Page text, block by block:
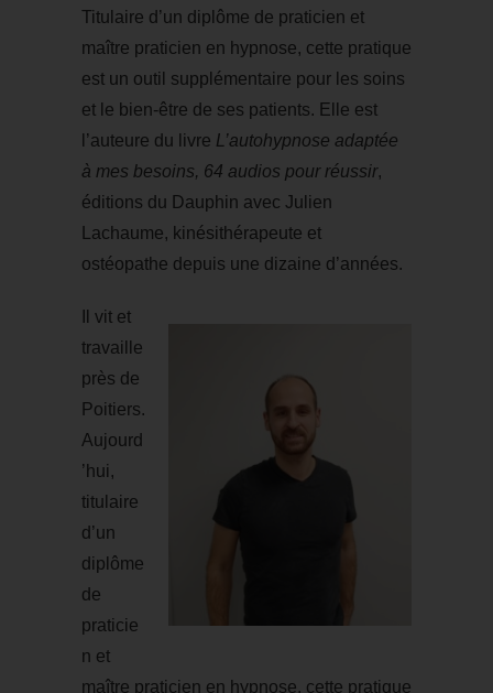
Titulaire d’un diplôme de praticien et
maître praticien en hypnose, cette pratique
est un outil supplémentaire pour les soins
et le bien-être de ses patients. Elle est
l’auteure du livre L’autohypnose adaptée
à mes besoins, 64 audios pour réussir,
éditions du Dauphin avec Julien
Lachaume, kinésithérapeute et
ostéopathe depuis une dizaine d’années.
Il vit et
travaille
près de
Poitiers.
Aujourd
’hui,
titulaire
d’un
diplôme
de
praticie
n et
maître praticien en hypnose, cette pratique